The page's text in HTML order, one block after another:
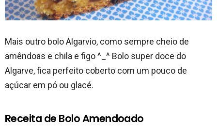
Mais outro bolo Algarvio, como sempre cheio de
amêndoas e chila e figo ^_^ Bolo super doce do
Algarve, fica perfeito coberto com um pouco de
açúcar em pó ou glacé.
Receita de Bolo Amendoado